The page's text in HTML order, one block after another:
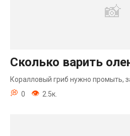
Сколько варить
Коралловый гриб нужно промыть,
0
2.5к.